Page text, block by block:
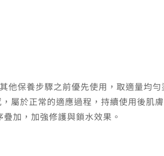
他保養步驟之前優先使用，取適量均
屬於正常的適應過程，持續使用後肌
加，加強修護與鎖水效果。